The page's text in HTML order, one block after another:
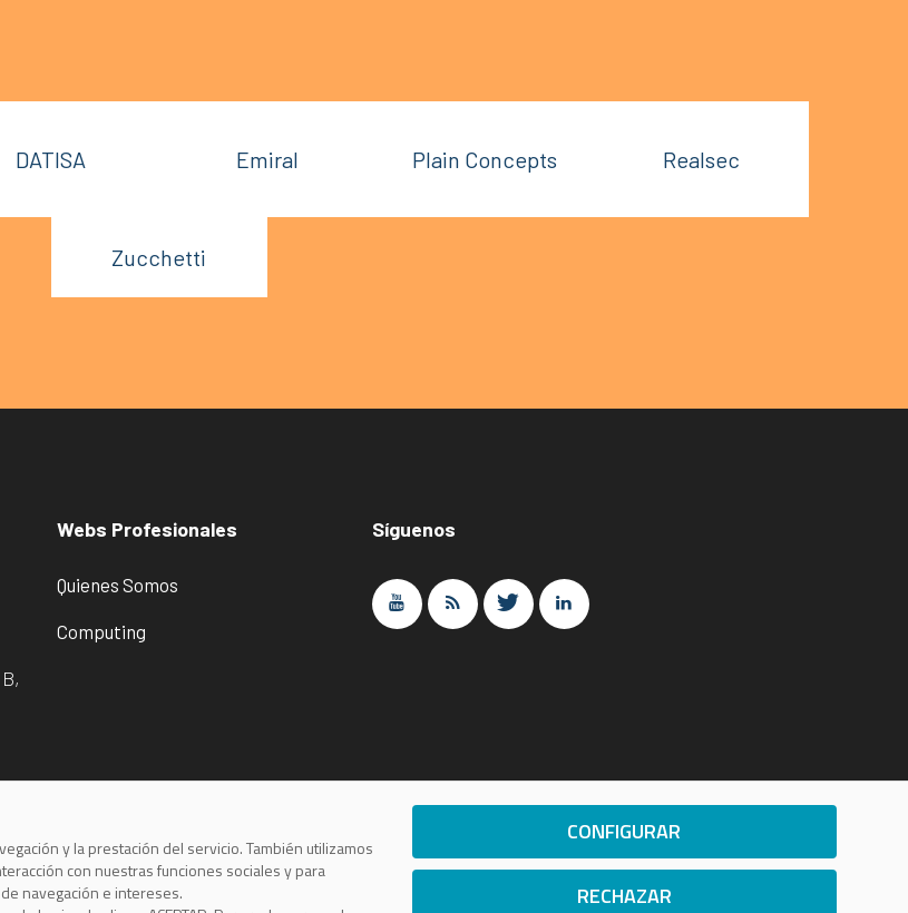
DATISA Emiral Plain Concepts Realsec
Zucchetti
Webs Profesionales
Quienes Somos
Computing
Síguenos
Política de cookie Cookie Center
y la prestación del servicio. También utilizamos
con nuestras funciones sociales y para
navegación e intereses.
CONFIGURAR
RECHAZAR